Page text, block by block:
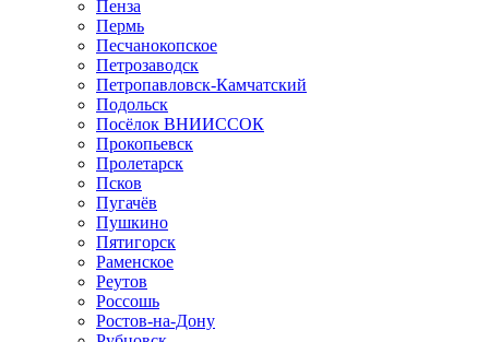
Пенза
Пермь
Песчанокопское
Петрозаводск
Петропавловск-Камчатский
Подольск
Посёлок ВНИИССОК
Прокопьевск
Пролетарск
Псков
Пугачёв
Пушкино
Пятигорск
Раменское
Реутов
Россошь
Ростов-на-Дону